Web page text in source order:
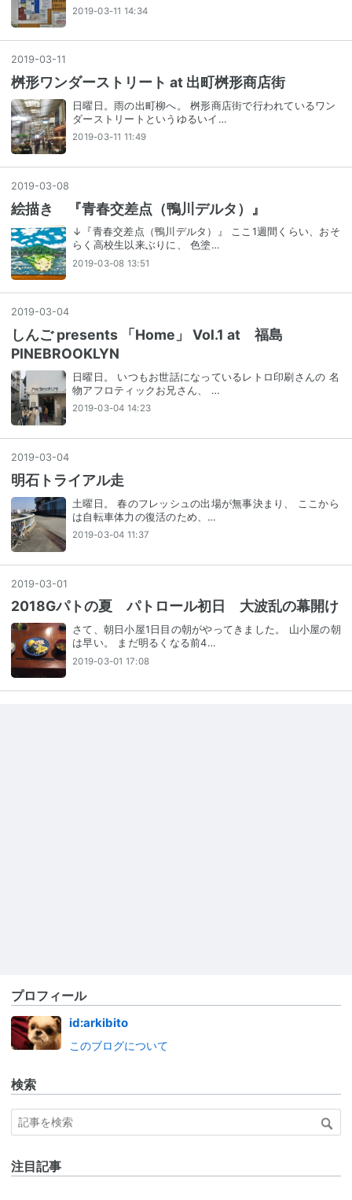
2019-03-11 14:34
2019-03-11
桝形ワンダーストリート at 出町桝形商店街
日曜日。雨の出町柳へ。 桝形商店街で行われているワン
ダーストリートというゆるいイ…
2019-03-11 11:49
2019-03-08
絵描き 『青春交差点（鴨川デルタ）』
↓『青春交差点（鴨川デルタ）』 ここ1週間くらい、おそ
らく高校生以来ぶりに、 色塗…
2019-03-08 13:51
2019-03-04
しんご presents 「Home」 Vol.1 at 福島
PINEBROOKLYN
日曜日。 いつもお世話になっているレトロ印刷さんの 名
物アフロティックお兄さん、 …
2019-03-04 14:23
2019-03-04
明石トライアル走
土曜日。 春のフレッシュの出場が無事決まり、 ここから
は自転車体力の復活のため、…
2019-03-04 11:37
2019-03-01
2018Gパトの夏 パトロール初日 大波乱の幕開け
さて、朝日小屋1日目の朝がやってきました。 山小屋の朝
は早い。 まだ明るくなる前4…
2019-03-01 17:08
プロフィール
id:arkibito
このブログについて
検索
注目記事